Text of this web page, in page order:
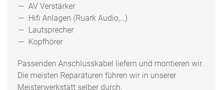
AV Verstärker
Hifi Anlagen (Ruark Audio,…)
Lautsprecher
Kopfhörer
Passenden Anschlusskabel liefern und montieren wir.
Die meisten Reparaturen führen wir in unserer
Meisterwerkstatt selber durch.